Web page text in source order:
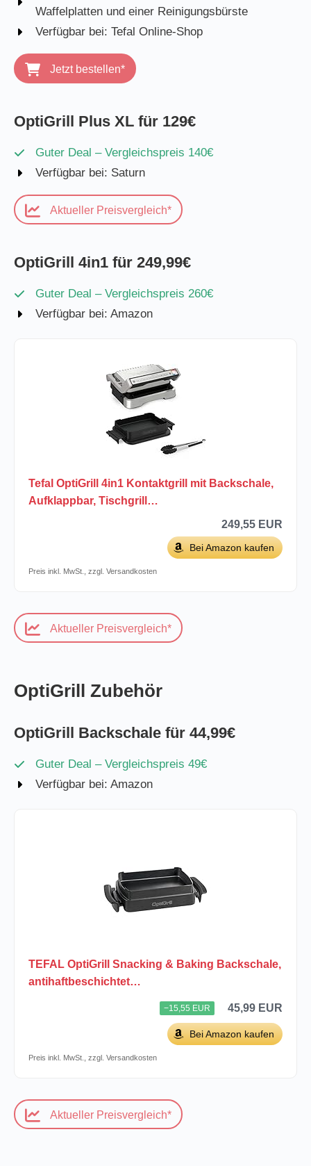
Waffelplatten und einer Reinigungsbürste
Verfügbar bei: Tefal Online-Shop
Jetzt bestellen*
OptiGrill Plus XL für 129€
Guter Deal – Vergleichspreis 140€
Verfügbar bei: Saturn
Aktueller Preisvergleich*
OptiGrill 4in1 für 249,99€
Guter Deal – Vergleichspreis 260€
Verfügbar bei: Amazon
Tefal OptiGrill 4in1 Kontaktgrill mit Backschale,
Aufklappbar, Tischgrill…
249,55 EUR
Bei Amazon kaufen
Preis inkl. MwSt., zzgl. Versandkosten
Aktueller Preisvergleich*
OptiGrill Zubehör
OptiGrill Backschale für 44,99€
Guter Deal – Vergleichspreis 49€
Verfügbar bei: Amazon
TEFAL OptiGrill Snacking & Baking Backschale,
antihaftbeschichtet…
−15,55 EUR 45,99 EUR
Bei Amazon kaufen
Preis inkl. MwSt., zzgl. Versandkosten
Aktueller Preisvergleich*